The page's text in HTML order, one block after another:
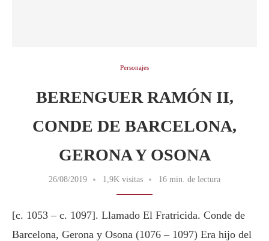
Personajes
BERENGUER RAMÓN II,
CONDE DE BARCELONA,
GERONA Y OSONA
26/08/2019 1,9K visitas 16 min. de lectura
[c. 1053 – c. 1097]. Llamado El Fratricida. Conde de
Barcelona, Gerona y Osona (1076 – 1097) Era hijo del